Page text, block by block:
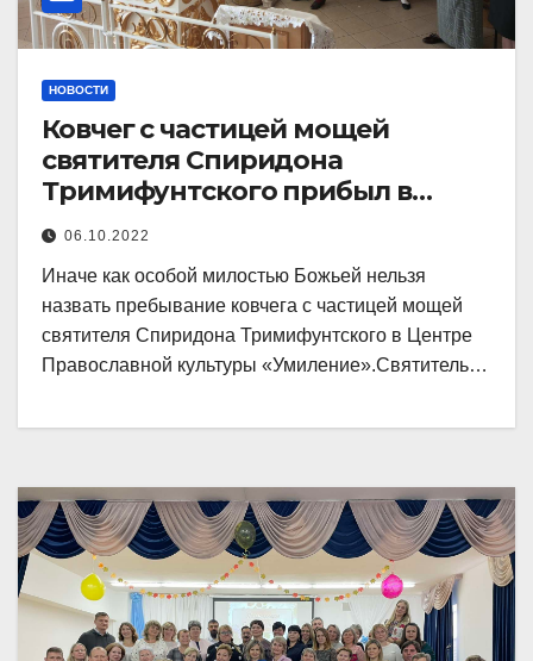
НОВОСТИ
Ковчег с частицей мощей
святителя Спиридона
Тримифунтского прибыл в
Центр «Умиление»
06.10.2022
Иначе как особой милостью Божьей нельзя
назвать пребывание ковчега с частицей мощей
святителя Спиридона Тримифунтского в Центре
Православной культуры «Умиление».Святитель…